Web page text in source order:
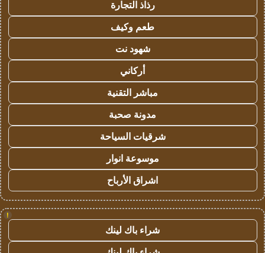
رذاذ التجارة
طعم وكيف
شهود نت
أركاني
مباشر التقنية
مدونة صحبة
شرقيات السياحة
موسوعة انوار
اشراق الأرباح
!
شراء باك لينك